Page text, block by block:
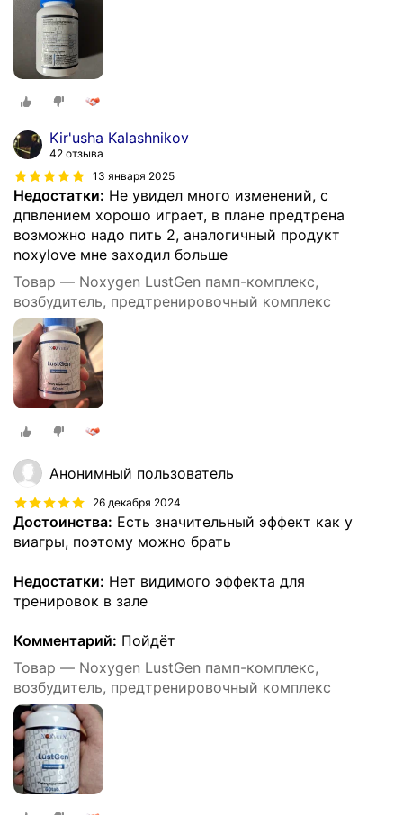
Kir'usha Kalashnikov
42 отзыва
13 января 2025
Недостатки: Не увидел много изменений, с
дпвлением хорошо играет, в плане предтрена
возможно надо пить 2, аналогичный продукт
noxylove мне заходил больше
Товар — Noxygen LustGen памп-комплекс,
возбудитель, предтренировочный комплекс
Анонимный пользователь
26 декабря 2024
Достоинства: Есть значительный эффект как у
виагры, поэтому можно брать
Недостатки: Нет видимого эффекта для
тренировок в зале
Комментарий: Пойдёт
Товар — Noxygen LustGen памп-комплекс,
возбудитель, предтренировочный комплекс